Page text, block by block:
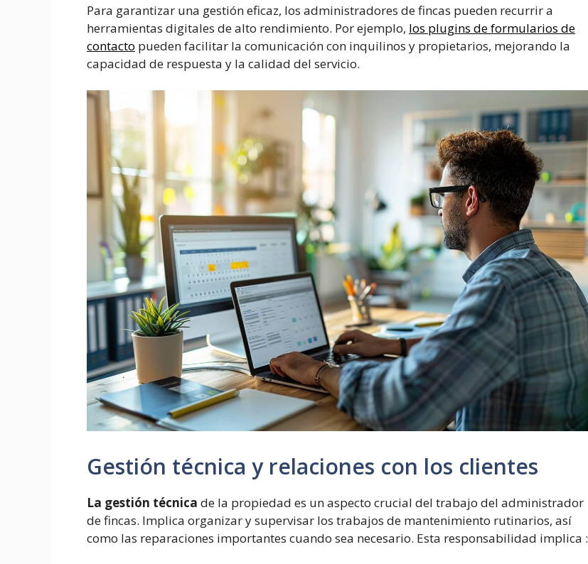
Para garantizar una gestión eficaz, los administradores de fincas pueden recurrir a
herramientas digitales de alto rendimiento. Por ejemplo, los plugins de formularios de
contacto pueden facilitar la comunicación con inquilinos y propietarios, mejorando la
capacidad de respuesta y la calidad del servicio.
Gestión técnica y relaciones con los clientes
La gestión técnica de la propiedad es un aspecto crucial del trabajo del administrador
de fincas. Implica organizar y supervisar los trabajos de mantenimiento rutinarios, así
como las reparaciones importantes cuando sea necesario. Esta responsabilidad implica :